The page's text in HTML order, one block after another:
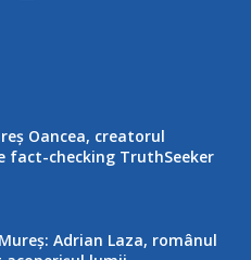
Oancea, creatorul
fact-checking TruthSeeker
Adrian Laza, românul